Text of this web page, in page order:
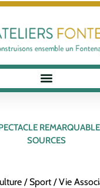
SOURCES
/ Sport / Vie